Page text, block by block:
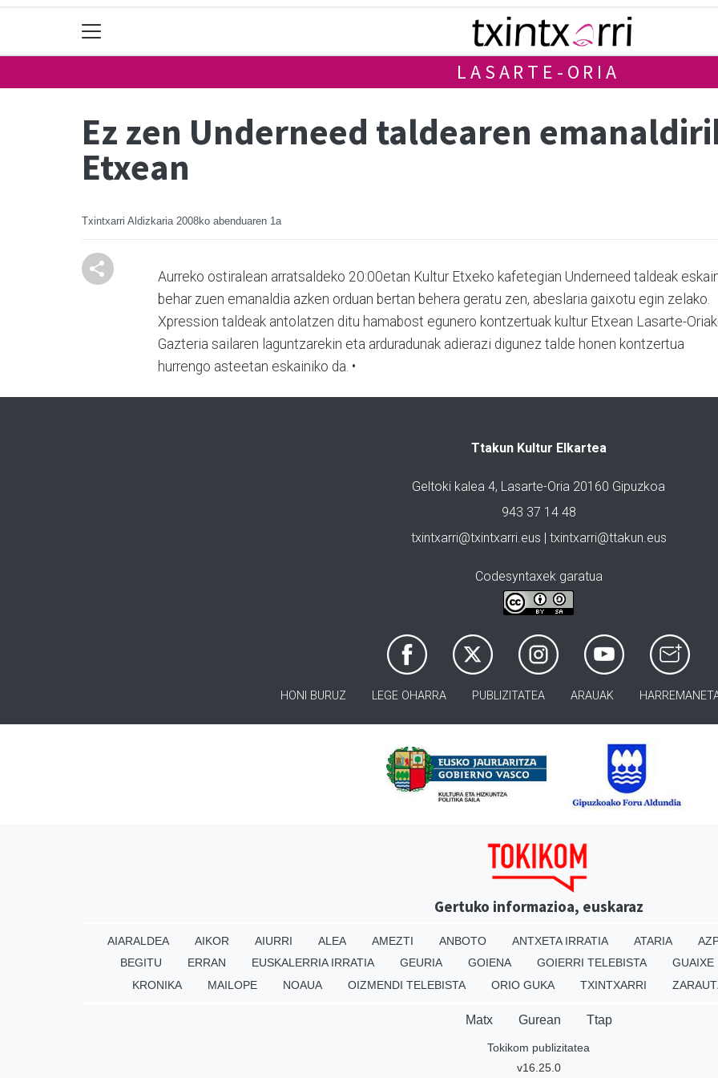
LASARTE-ORIA
Ez zen Underneed taldearen
Etxean
Txintxarri Aldizkaria 2008ko abenduaren 1a
Aurreko ostiralean arratsaldeko 20:00etan Kultur Etxeko kafetegian Underneed taldeak
behar zuen emanaldia azken orduan bertan behera geratu zen, abeslaria gaixotu egin zelako.
Xpression taldeak antolatzen ditu hamabost egunero kontzertuak kultur Etxean Lasarte-
Gazteria sailaren laguntzarekin eta arduradunak adierazi digunez talde honen kontzertua
hurrengo asteetan eskainiko da. •
Ttakun Kultur Elkartea
Geltoki kalea 4, Lasarte-Oria 20160 Gipuzkoa
943 37 14 48
txintxarri@txintxarri.eus | txintxarri@ttakun.eus
Codesyntaxek garatua
HONI BURUZ LEGE OHARRA PUBLIZITATEA ARAUAK
Gertuko informazioa, euskaraz
AIARALDEA AIKOR AIURRI ALEA AMEZTI ANBOTO ANTXETA IRRATIA ATARIA
BEGITU
ERRAN EUSKALERRIA IRRATIA GEURIA GOIENA GOIERRI TELEBISTA GUAIXE
KRONIKA
MAILOPE NOAUA OIZMENDI TELEBISTA ORIO GUKA TXINTXARRI
Matx Gurean Ttap
Tokikom publizitatea
v16.25.0